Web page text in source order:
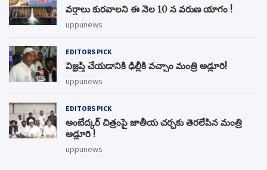
వర్షాలు కురవాలని ఈ నెల 10 న వరుణ యాగం !
uppunews
EDITORS PICK
విజ్ఞప్తి చేయడానికి ఢిల్లీకి వచ్చాం మంత్రి అడ్లూరి!
uppunews
EDITORS PICK
అంబేద్కర్ చిత్రంపై జాతీయ చర్చకు తెరలేపిన మంత్రి
అడ్లూరి !
uppunews